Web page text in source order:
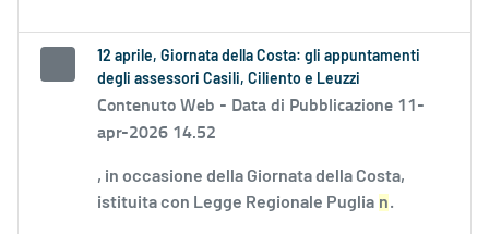
12 aprile, Giornata della Costa: gli appuntamenti
degli assessori Casili, Ciliento e Leuzzi
Contenuto Web - Data di Pubblicazione 11-
apr-2026 14.52
, in occasione della Giornata della Costa,
istituita con Legge Regionale Puglia n.